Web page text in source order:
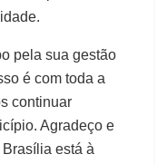
pela sua gestão
é com toda a
continuar
Agradeço e
está à